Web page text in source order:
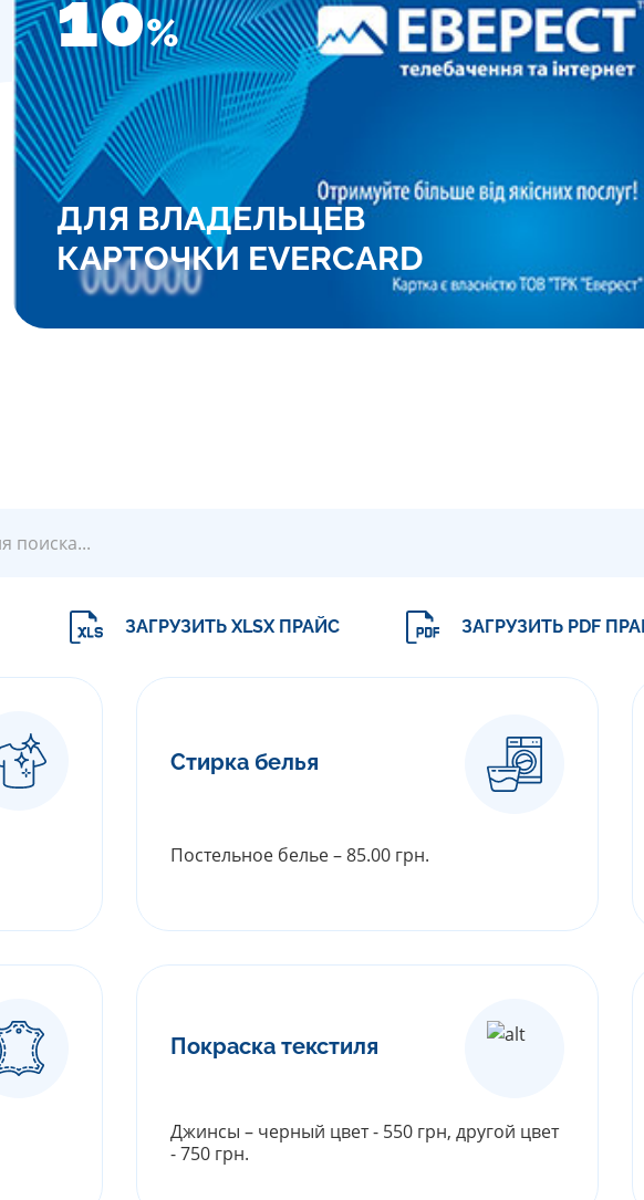
10%
ДЛЯ ВЛАДЕЛЬЦЕВ
КАРТОЧКИ EVERCARD
ЗАГРУЗИТЬ XLSX ПРАЙС ЗАГРУЗИТЬ PDF
Стирка белья
Постельное белье – 85.00 грн.
Покраска текстиля
Джинсы – черный цвет - 550 грн, другой цвет
- 750 грн.